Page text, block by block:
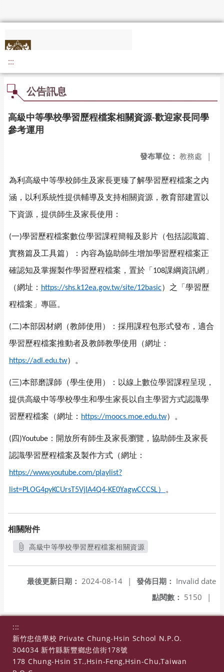
:::
公告訊息
高級中等學校學習歷程檔案相關資源-歡迎家長同學
參考運用
發布單位： 教務處 |
為利高級中等學校師生及家長更臻了解學習歷程檔案之內
涵，以利系統性提供輔導及支持相關資源，教育部建置以
下資源，提供師生及家長使用：
(一)學習歷程檔案數位學習課程簡報及影片（包括認識篇、
實務篇及工具篇）：內容為協助師生增加學習歷程檔案正
確認知及掌握製作學習歷程檔案，置於「 108課綱資訊網」
（網址： https://shs.k12ea.gov.tw/site/12basic）之「學習歷
程檔案」專區。
(二)本部因材網（教師使用）：採用課程包形式發布，適合
學習歷程檔案推動者及教師教學使用（網址：
https://adl.edu.tw）。
(三)本部磨課師（學生使用）：以線上數位學習課程呈現，
提供高級中等學校學生和學生家長以自主學習方式認識學
習歷程檔案（網址： https://moocs.moe.edu.tw）。
( 四)Youtube ：開放所有師生及家長瀏覽，協助師生及家長
認識學習歷程檔案及製作方式（網址：
https://www.youtube.com/playlist?
list=PLOG4pyKCUrsT5VjIA4Q4-KE0YagwCCCSL） 。
相關附件
高級中等學校學習歷程檔案相關資源
發佈日期： Invalid date
最後更新日期： 2024-08-14
|
點閱數： 5150 |
:::
新竹忠信學校 Private Chung-Hsin School N.P.O.
304034 新竹縣新豐鄉忠信街178號
178 Chung-Hsin ST.,Hsin-Feng,Hsin-Chu,Taiwan